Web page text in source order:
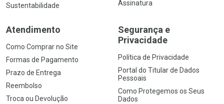
Sustentabilidade
Assinatura
Atendimento
Como Comprar no Site
Formas de Pagamento
Prazo de Entrega
Reembolso
Troca ou Devolução
Segurança e
Privacidade
Política de Privacidade
Portal do Titular de Dados
Pessoais
Como Protegemos os Seus
Dados